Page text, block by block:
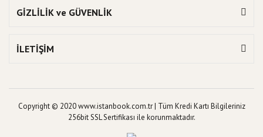
GİZLİLİK ve GÜVENLİK
İLETİŞİM
Copyright © 2020 www.istanbook.com.tr | Tüm Kredi Kartı Bilgileriniz
256bit SSL Sertifikası ile korunmaktadır.